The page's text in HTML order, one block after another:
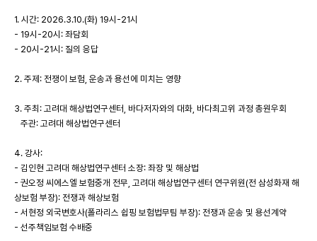
1. 시간: 2026.3.10.(화) 19시-21시
- 19시-20시: 좌담회
- 20시-21시: 질의 응답
2. 주제: 전쟁이 보험, 운송과 용선에 미치는 영향
3. 주최: 고려대 해상법연구센터, 바다저자와의 대화, 바다최고위 과정 총원우회
주관: 고려대 해상법연구센터
4. 강사:
- 김인현 고려대 해상법연구센터 소장: 좌장 및 해상법
- 권오정 씨에스엘 보험중개 전무, 고려대 해상법연구센터 연구위원(전 삼성화재 해
상보험 부장): 전쟁과 해상보험
- 서현정 외국변호사(폴라리스 쉽핑 보험법무팀 부장): 전쟁과 운송 및 용선계약
- 선주책임보험 수배중